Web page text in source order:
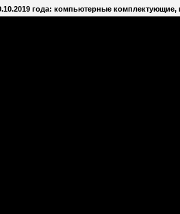
года: компьютерные